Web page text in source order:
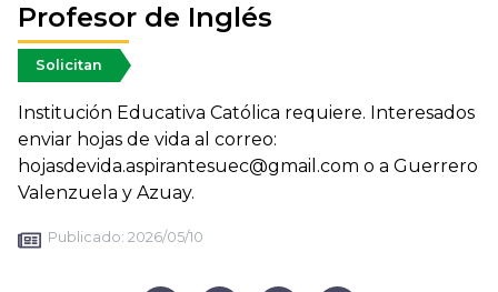
Profesor de Inglés
Solicitan
Institución Educativa Católica requiere. Interesados
enviar hojas de vida al correo:
hojasdevida.aspirantesuec@gmail.com o a Guerrero
Valenzuela y Azuay.
Publicado: 2026/05/10